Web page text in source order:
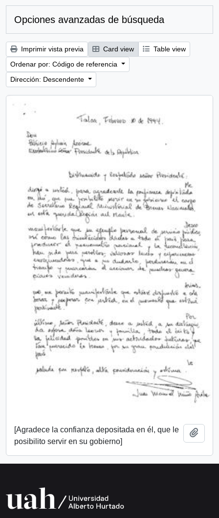
Opciones avanzadas de búsqueda
Imprimir vista previa Card view
Table view
Ordenar por: Código de referencia
Dirección: Descendente
[Agradece la confianza depositada en él, que le
posibilito servir en su gobierno]